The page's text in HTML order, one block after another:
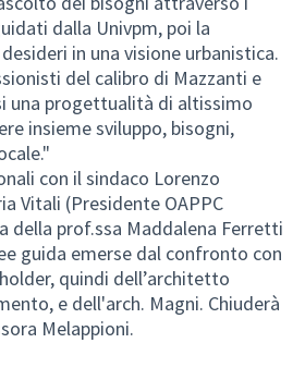
dalla Univpm, poi la
in una visione urbanistica.
del calibro di Mazzanti e
una progettualità di altissimo
insieme sviluppo, bisogni,
con il sindaco Lorenzo
Vitali (Presidente OAPPC
della prof.ssa Maddalena Ferretti
guida emerse dal confronto con
quindi dell’architetto
e dell'arch. Magni. Chiuderà
Melappioni.